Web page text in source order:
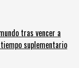
tras vencer a
suplementario